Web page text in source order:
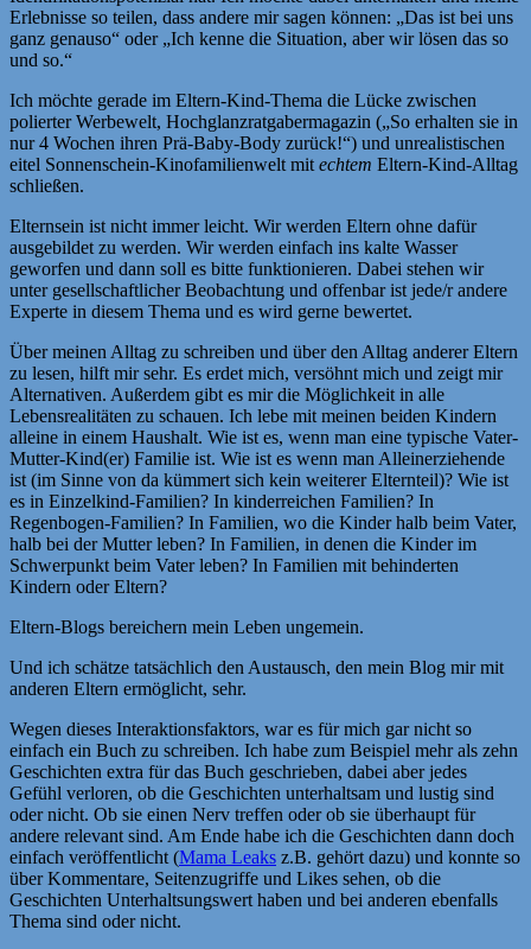
Erlebnisse so teilen, dass andere mir sagen können: „Das ist bei uns
ganz genauso“ oder „Ich kenne die Situation, aber wir lösen das so
und so.“
Ich möchte gerade im Eltern-Kind-Thema die Lücke zwischen
polierter Werbewelt, Hochglanzratgabermagazin („So erhalten sie in
nur 4 Wochen ihren Prä-Baby-Body zurück!“) und unrealistischen
eitel Sonnenschein-Kinofamilienwelt mit echtem Eltern-Kind-Alltag
schließen.
Elternsein ist nicht immer leicht. Wir werden Eltern ohne dafür
ausgebildet zu werden. Wir werden einfach ins kalte Wasser
geworfen und dann soll es bitte funktionieren. Dabei stehen wir
unter gesellschaftlicher Beobachtung und offenbar ist jede/r andere
Experte in diesem Thema und es wird gerne bewertet.
Über meinen Alltag zu schreiben und über den Alltag anderer Eltern
zu lesen, hilft mir sehr. Es erdet mich, versöhnt mich und zeigt mir
Alternativen. Außerdem gibt es mir die Möglichkeit in alle
Lebensrealitäten zu schauen. Ich lebe mit meinen beiden Kindern
alleine in einem Haushalt. Wie ist es, wenn man eine typische Vater-
Mutter-Kind(er) Familie ist. Wie ist es wenn man Alleinerziehende
ist (im Sinne von da kümmert sich kein weiterer Elternteil)? Wie ist
es in Einzelkind-Familien? In kinderreichen Familien? In
Regenbogen-Familien? In Familien, wo die Kinder halb beim Vater,
halb bei der Mutter leben? In Familien, in denen die Kinder im
Schwerpunkt beim Vater leben? In Familien mit behinderten
Kindern oder Eltern?
Eltern-Blogs bereichern mein Leben ungemein.
Und ich schätze tatsächlich den Austausch, den mein Blog mir mit
anderen Eltern ermöglicht, sehr.
Wegen dieses Interaktionsfaktors, war es für mich gar nicht so
einfach ein Buch zu schreiben. Ich habe zum Beispiel mehr als zehn
Geschichten extra für das Buch geschrieben, dabei aber jedes
Gefühl verloren, ob die Geschichten unterhaltsam und lustig sind
oder nicht. Ob sie einen Nerv treffen oder ob sie überhaupt für
andere relevant sind. Am Ende habe ich die Geschichten dann doch
einfach veröffentlicht (Mama Leaks z.B. gehört dazu) und konnte so
über Kommentare, Seitenzugriffe und Likes sehen, ob die
Geschichten Unterhaltsungswert haben und bei anderen ebenfalls
Thema sind oder nicht.